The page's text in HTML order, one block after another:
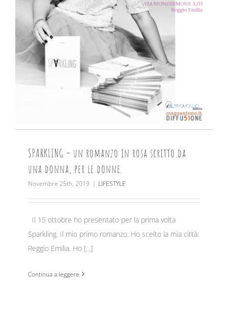
SPARKLING – un romanzo in rosa scritto da
una donna, per le donne.
Novembre 25th, 2019 | LIFESTYLE
Il 15 ottobre ho presentato per la prima volta
Sparkling. Il mio primo romanzo. Ho scelto la mia città:
Reggio Emilia. Ho [...]
Continua a leggere